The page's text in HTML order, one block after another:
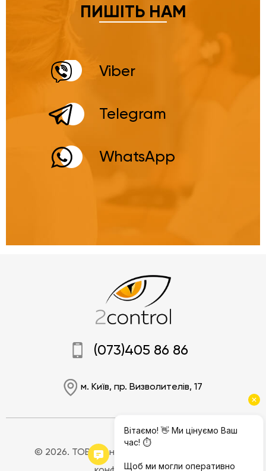
ПИШІТЬ НАМ
Viber
Telegram
WhatsApp
(073)405 86 86
м. Київ, пр. Визволителів, 17
© 2026. ТОВ "Моніторінг Джі.Пі.Ес".